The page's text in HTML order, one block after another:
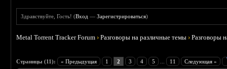
Здравствуйте, Гость! (Вход —Зарегистрироваться)
Metal Torrent Tracker Forum ›Разговоры на различные темы ›Разговоры
Страницы (11): « Предыдущая 1 2 3 4 5 11 Следующая »